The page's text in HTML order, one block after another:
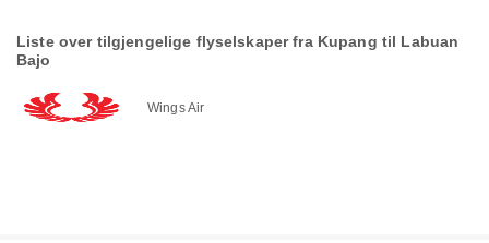
Liste over tilgjengelige flyselskaper fra Kupang til Labuan
Bajo
Wings Air